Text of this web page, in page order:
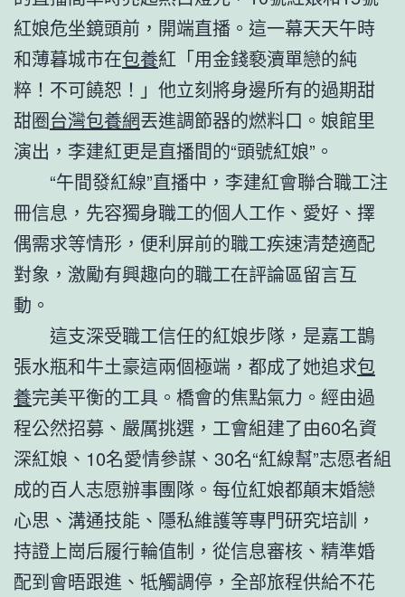
紅娘危坐鏡頭前，開端直播。這一幕天天午時
和薄暮城市在包養紅「用金錢褻瀆單戀的純
粹！不可饒恕！」他立刻將身邊所有的過期甜
甜圈台灣包養網丟進調節器的燃料口。娘館里
演出，李建紅更是直播間的“頭號紅娘”。
“午間發紅線”直播中，李建紅會聯合職工注
冊信息，先容獨身職工的個人工作、愛好、擇
偶需求等情形，便利屏前的職工疾速清楚適配
對象，激勵有興趣向的職工在評論區留言互
動。
這支深受職工信任的紅娘步隊，是嘉工鵲
張水瓶和牛土豪這兩個極端，都成了她追求包
養完美平衡的工具。橋會的焦點氣力。經由過
程公然招募、嚴厲挑選，工會組建了由60名資
深紅娘、10名愛情參謀、30名“紅線幫”志愿者組
成的百人志愿辦事團隊。每位紅娘都顛末婚戀
心思、溝通技能、隱私維護等專門研究培訓，
持證上崗后履行輪值制，從信息審核、精準婚
配到會晤跟進、牴觸調停，全部旅程供給不花